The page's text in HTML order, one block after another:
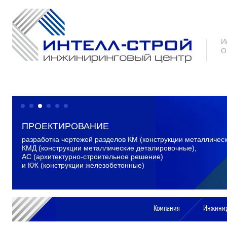
ПРОЕКТИРОВАНИЕ
разработка чертежей разделов КМ (конструкции
КМД (конструкции металлические деталировочные),
АС (архитектурно-строительное решение)
и КЖ (конструкции железобетонные)
КОМПЛЕКТАЦИЯ
комплектация объектов строительства металлопрокатом,
тепло- и гидроизоляционными материалами, фасонными
элементами, железобетонными изделиями и пр.
Компания